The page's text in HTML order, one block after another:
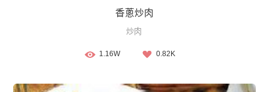
香蔥炒肉
炒肉
1.16W 0.82K